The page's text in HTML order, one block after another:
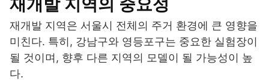
재개발 지역의 중요성
재개발 지역은 서울시 전체의 주거 환경에 큰 영향을
미친다. 특히, 강남구와 영등포구는 중요한 실험장이
될 것이며, 향후 다른 지역의 모델이 될 가능성이 높
다.